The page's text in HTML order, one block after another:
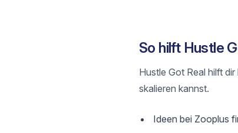
So hilft Hustle
Hustle Got Real hilft
skalieren kannst.
Ideen bei Zooplus